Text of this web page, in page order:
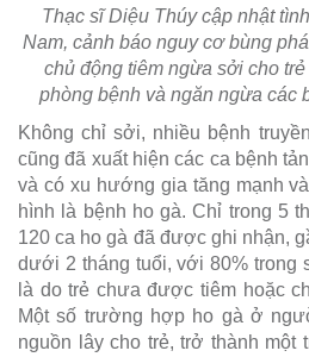
Thạc sĩ Diệu Thúy cập nhật
Nam, cảnh báo nguy cơ bùng
chủ động tiêm ngừa sởi cho
phòng bệnh và ngăn ngừa các
Không chỉ sởi, nhiều bệnh
cũng đã xuất hiện các ca bệnh
và có xu hướng gia tăng mạnh
hình là bệnh ho gà. Chỉ trong 5
120 ca ho gà đã được ghi nhận,
dưới 2 tháng tuổi, với 80% trong
là do trẻ chưa được tiêm hoặc
Một số trường hợp ho gà ở
nguồn lây cho trẻ, trở thành một